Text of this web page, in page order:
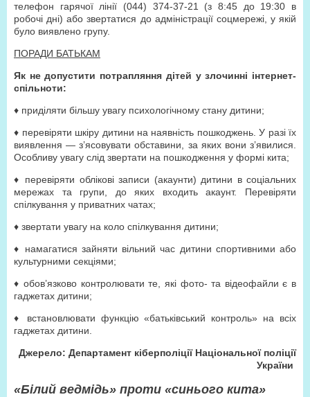
телефон гарячої лінії (044) 374-37-21 (з 8:45 до 19:30 в
робочі дні) або звертатися до адміністрації соцмережі, у якій
було виявлено групу.
ПОРАДИ БАТЬКАМ
Як не допустити потрапляння дітей у злочинні інтернет-
спільноти:
♦ приділяти більшу увагу психологічному стану дитини;
♦ перевіряти шкіру дитини на наявність пошкоджень. У разі їх
виявлення — з’ясовувати обставини, за яких вони з’явилися.
Особливу увагу слід звертати на пошкодження у формі кита;
♦ перевіряти облікові записи (акаунти) дитини в соціальних
мережах та групи, до яких входить акаунт. Перевіряти
спілкування у приватних чатах;
♦ звертати увагу на коло спілкування дитини;
♦ намагатися зайняти вільний час дитини спортивними або
культурними секціями;
♦ обов’язково контролювати те, які фото- та відеофайли є в
гаджетах дитини;
♦ встановлювати функцію «батьківський контроль» на всіх
гаджетах дитини.
Джерело: Департамент кіберполіції Національної поліції
України
«Білий ведмідь» проти «синього кита»